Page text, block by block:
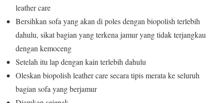
leather care
Bersihkan sofa yang akan di poles dengan biopolish terlebih
dahulu, sikat bagian yang terkena jamur yang tidak terjangkau
dengan kemoceng
Setelah itu lap dengan kain terlebih dahulu
Oleskan biopolish leather care secara tipis merata ke seluruh
bagian sofa yang berjamur